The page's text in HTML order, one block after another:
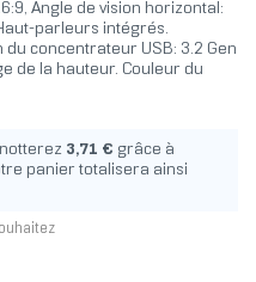
Angle de vision horizontal:
parleurs intégrés.
concentrateur USB: 3.2 Gen
de la hauteur. Couleur du
3,71 € grâce à
panier totalisera ainsi